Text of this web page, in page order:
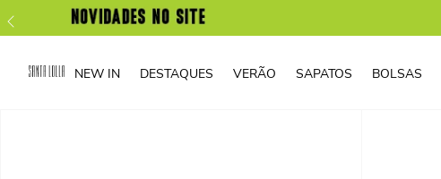
NEW IN DESTAQUES VERÃO SAPATOS BOLSAS